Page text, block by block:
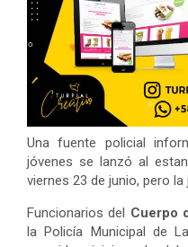
Una fuente policial
jóvenes se lanzó al
viernes 23 de junio, pero
Funcionarios del Cuerpo
la Policía Municipal de